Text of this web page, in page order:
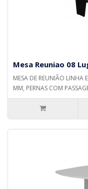
Mesa Reuniao 08
MESA DE REUNIÃO LINHA
MM, PERNAS COM